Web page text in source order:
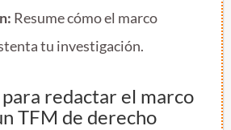
Resume cómo el marco
tu investigación.
para redactar el marco
TFM de derecho